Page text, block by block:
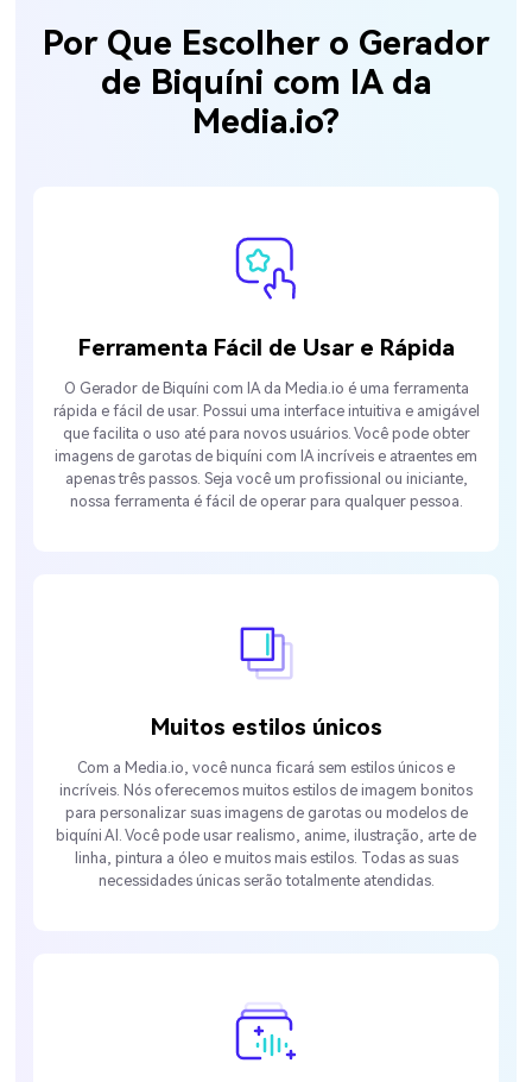
Por Que Escolher o Gerador
de Biquíni com IA da
Media.io?
Ferramenta Fácil de Usar e Rápida
O Gerador de Biquíni com IA da Media.io é uma ferramenta
rápida e fácil de usar. Possui uma interface intuitiva e amigável
que facilita o uso até para novos usuários. Você pode obter
imagens de garotas de biquíni com IA incríveis e atraentes em
apenas três passos. Seja você um profissional ou iniciante,
nossa ferramenta é fácil de operar para qualquer pessoa.
Muitos estilos únicos
Com a Media.io, você nunca ficará sem estilos únicos e
incríveis. Nós oferecemos muitos estilos de imagem bonitos
para personalizar suas imagens de garotas ou modelos de
biquíni AI. Você pode usar realismo, anime, ilustração, arte de
linha, pintura a óleo e muitos mais estilos. Todas as suas
necessidades únicas serão totalmente atendidas.